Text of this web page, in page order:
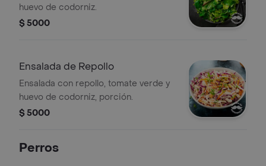
huevo de codorniz.
$ 5000
Ensalada de Repollo
Ensalada con repollo, tomate verde y
huevo de codorniz, porción.
$ 5000
Perros